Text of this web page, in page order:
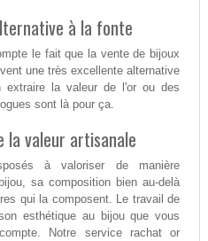
à la fonte
le fait que la vente de bijoux
une très excellente alternative
la valeur de l'or ou des
sont là pour ça.
la valeur artisanale
à valoriser de manière
sa composition bien au-delà
qui la composent. Le travail de
esthétique au bijou que vous
Notre service rachat or